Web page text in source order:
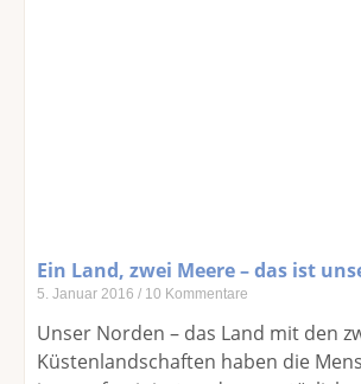
Ein Land, zwei Meere – das ist
5. Januar 2016 10 Kommentare
Unser Norden – das Land mit den
Küstenlandschaften haben die